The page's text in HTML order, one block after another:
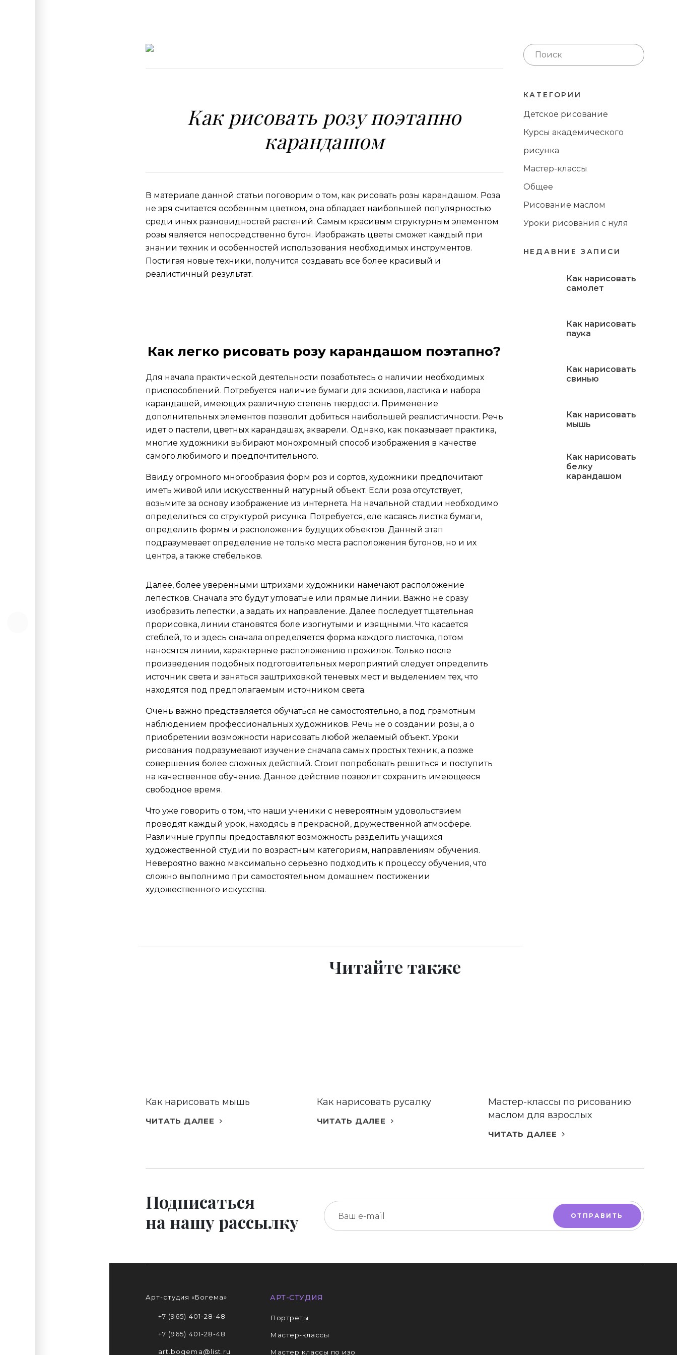
Как рисовать розу поэтапно
карандашом
В материале данной статьи поговорим о том, как рисовать розы карандашом. Роза
не зря считается особенным цветком, она обладает наибольшей популярностью
среди иных разновидностей растений. Самым красивым структурным элементом
розы является непосредственно бутон. Изображать цветы сможет каждый при
знании техник и особенностей использования необходимых инструментов.
Постигая новые техники, получится создавать все более красивый и
реалистичный результат.
Как легко рисовать розу карандашом поэтапно?
Для начала практической деятельности позаботьтесь о наличии необходимых
приспособлений. Потребуется наличие бумаги для эскизов, ластика и набора
карандашей, имеющих различную степень твердости. Применение
дополнительных элементов позволит добиться наибольшей реалистичности. Речь
идет о пастели, цветных карандашах, акварели. Однако, как показывает практика,
многие художники выбирают монохромный способ изображения в качестве
самого любимого и предпочтительного.
Ввиду огромного многообразия форм роз и сортов, художники предпочитают
иметь живой или искусственный натурный объект. Если роза отсутствует,
возьмите за основу изображение из интернета. На начальной стадии необходимо
определиться со структурой рисунка. Потребуется, еле касаясь листка бумаги,
определить формы и расположения будущих объектов. Данный этап
подразумевает определение не только места расположения бутонов, но и их
центра, а также стебельков.
Далее, более уверенными штрихами художники намечают расположение
лепестков. Сначала это будут угловатые или прямые линии. Важно не сразу
изобразить лепестки, а задать их направление. Далее последует тщательная
прорисовка, линии становятся боле изогнутыми и изящными. Что касается
стеблей, то и здесь сначала определяется форма каждого листочка, потом
наносятся линии, характерные расположению прожилок. Только после
произведения подобных подготовительных мероприятий следует определить
источник света и заняться заштриховкой теневых мест и выделением тех, что
находятся под предполагаемым источником света.
Очень важно представляется обучаться не самостоятельно, а под грамотным
наблюдением профессиональных художников. Речь не о создании розы, а о
приобретении возможности нарисовать любой желаемый объект. Уроки
рисования подразумевают изучение сначала самых простых техник, а позже
совершения более сложных действий. Стоит попробовать решиться и поступить
на качественное обучение. Данное действие позволит сохранить имеющееся
свободное время.
Что уже говорить о том, что наши ученики с невероятным удовольствием
проводят каждый урок, находясь в прекрасной, дружественной атмосфере.
Различные группы предоставляют возможность разделить учащихся
художественной студии по возрастным категориям, направлениям обучения.
Невероятно важно максимально серьезно подходить к процессу обучения, что
сложно выполнимо при самостоятельном домашнем постижении
художественного искусства.
КАТЕГОРИИ
Детское рисование
Курсы академического
рисунка
Мастер-классы
Общее
Рисование маслом
Уроки рисования с нуля
НЕДАВНИЕ ЗАПИСИ
Как нарисовать
самолет
Как нарисовать
паука
Как нарисовать
свинью
Как нарисовать
мышь
Как нарисовать
белку
карандашом
Читайте также
Как нарисовать мышь
ЧИТАТЬ ДАЛЕЕ
Как нарисовать русалку
ЧИТАТЬ ДАЛЕЕ
Мастер-классы по рисованию
маслом для взрослых
ЧИТАТЬ ДАЛЕЕ
Подписаться
на нашу рассылку
ОТПРАВИТЬ
Арт-студия «Богема»
+7 (965) 401-28-48
+7 (965) 401-28-48
art.bogema@list.ru
АРТ-СТУДИЯ
Портреты
Мастер-классы
Мастер классы по изо